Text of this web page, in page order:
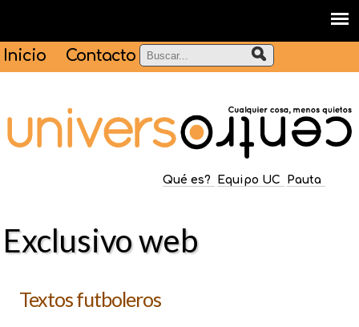
Inicio Contacto
Qué es? Equipo UC Pauta
Exclusivo web
Textos futboleros